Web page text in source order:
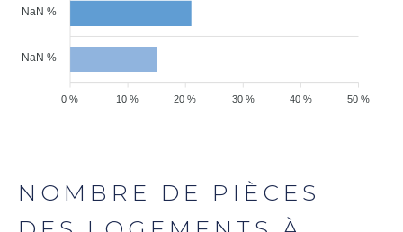
NaN %
NaN %
50 %
40 %
30 %
20 %
10 %
0 %
NOMBRE DE PIÈCES